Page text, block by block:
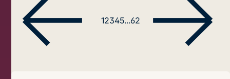
12345...62